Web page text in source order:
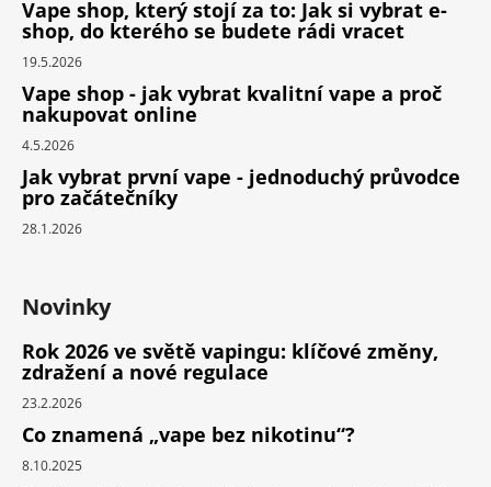
Vape shop, který stojí za to: Jak si vybrat e-
shop, do kterého se budete rádi vracet
19.5.2026
Vape shop - jak vybrat kvalitní vape a proč
nakupovat online
4.5.2026
Jak vybrat první vape - jednoduchý průvodce
pro začátečníky
28.1.2026
Novinky
Rok 2026 ve světě vapingu: klíčové změny,
zdražení a nové regulace
23.2.2026
Co znamená „vape bez nikotinu“?
8.10.2025